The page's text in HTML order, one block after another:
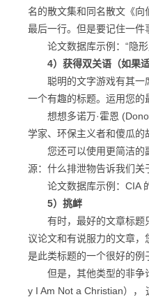
名的散文集和同名散文《
最后一行。但是要记住一
论文数据库示例：“隐形
4）获得双关语（如果适
聪明的文字游戏有其一席
一个有趣的标题。 运用您的
想想多诺万·霍恩
学家、环保主义者和傻瓜
您还可以使用更简洁的副
源：什么排泄物告诉我们关
论文数据库示例：CIA
5）挑衅
有时，最好的文章标题只
议论文和有说服力的文章
是此类标题的一个很好的例
但是，其他类型的非争论
y I Am Not a Christian），